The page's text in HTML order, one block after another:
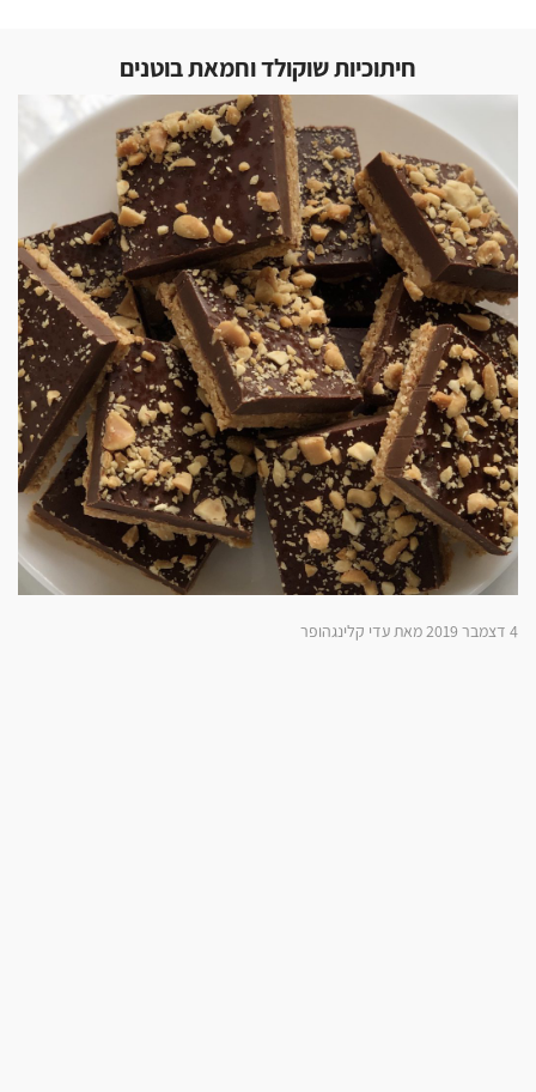
חיתוכיות שוקולד וחמאת בוטנים
4 דצמבר 2019 מאת עדי קלינגהופר